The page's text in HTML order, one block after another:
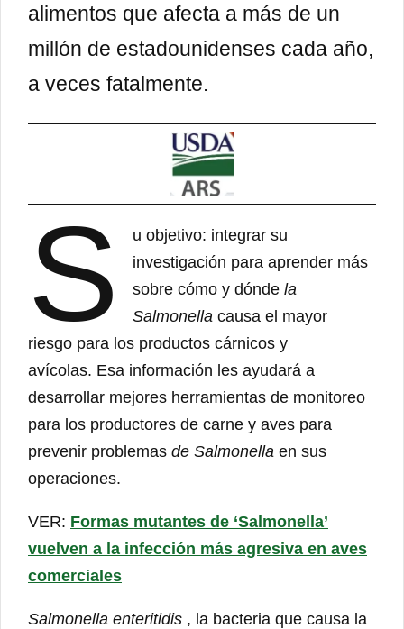
alimentos que afecta a más de un
millón de estadounidenses cada año,
a veces fatalmente.
S
u objetivo: integrar su
investigación para aprender más
sobre cómo y dóndela
Salmonella causa el mayor
riesgo para los productos cárnicos y
avícolas. Esa información les ayudará a
desarrollar mejores herramientas de monitoreo
para los productores de carne y aves para
prevenir problemas de Salmonella en sus
operaciones.
VER: Formas mutantes de ‘Salmonella’
vuelven a la infección más agresiva en aves
comerciales
Salmonella enteritidis , la bacteria que causa la